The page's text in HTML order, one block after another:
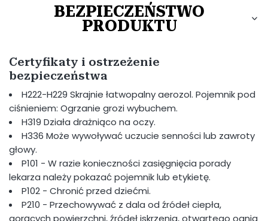
BEZPIECZEŃSTWO
PRODUKTU
Certyfikaty i ostrzeżenie
bezpieczeństwa
H222-H229 Skrajnie łatwopalny aerozol. Pojemnik pod
ciśnieniem: Ogrzanie grozi wybuchem.
H319 Działa drażniąco na oczy.
H336 Może wywoływać uczucie senności lub zawroty
głowy.
P101 - W razie konieczności zasięgnięcia porady
lekarza należy pokazać pojemnik lub etykietę.
P102 - Chronić przed dziećmi.
P210 - Przechowywać z dala od źródeł ciepła,
gorących powierzchni, źródeł iskrzenia, otwartego ognia